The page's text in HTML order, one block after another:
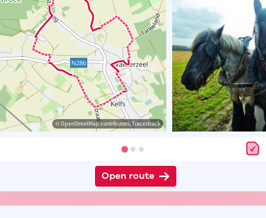
© OpenStreetMap contributors, Tracestrack
Open route